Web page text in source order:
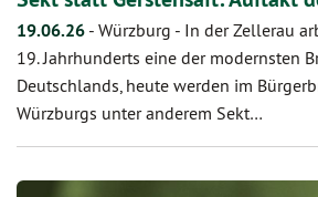
19.06.26 - Würzburg - In der Zellerau
19. Jahrhunderts eine der modernsten
Deutschlands, heute werden im
Würzburgs unter anderem Sekt…